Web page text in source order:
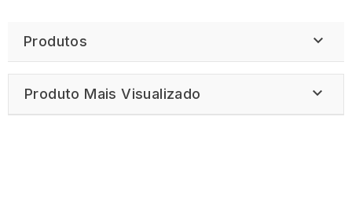
Produtos 
Produto Mais Visualizado 